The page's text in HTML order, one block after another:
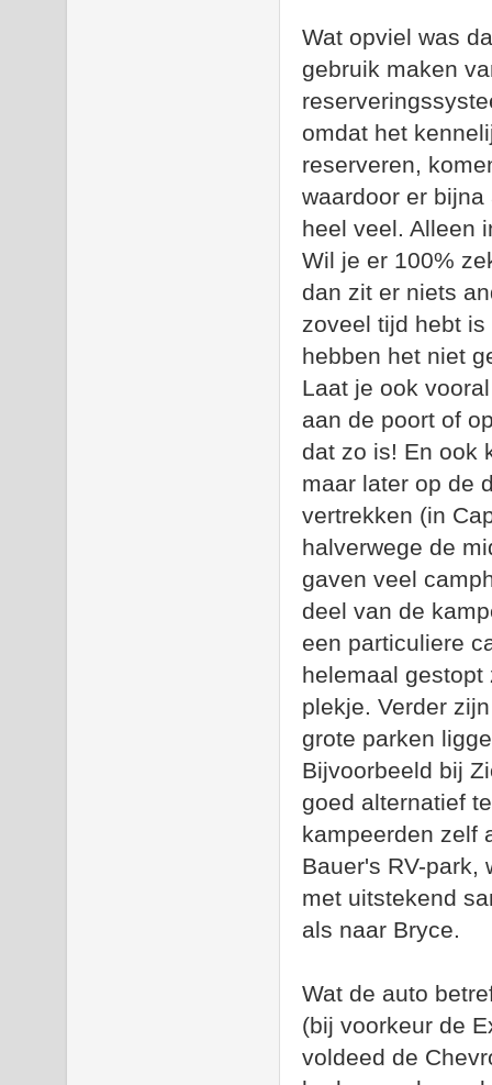
Wat opviel was
gebruik maken
omdat het
reserveren,
waardoor er
heel veel. Alleen
Wil je er 100%
dan zit er niets
zoveel tijd hebt
hebben het niet
Laat je ook
aan de poort of
dat zo is! En ook
maar later op de
vertrekken (in
halverwege de
gaven veel
deel van de
een particuliere
helemaal
plekje. Verder
grote parken
Bijvoorbeeld bij
goed alternatief
kampeerden zelf
Bauer's RV-park,
met uitstekend
als naar Bryce.
Wat de auto
(bij voorkeur de
voldeed de